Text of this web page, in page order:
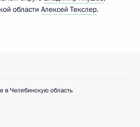
области Алексей Текслер.
в Челябинскую область